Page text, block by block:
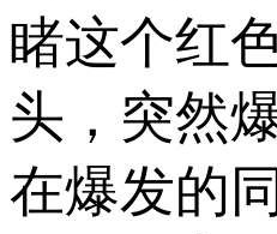
睹这个红
头，突然
在爆发的